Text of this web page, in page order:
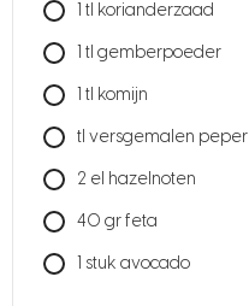
1 tl korianderzaad
1 tl gemberpoeder
1 tl komijn
tl versgemalen peper
2 el hazelnoten
40 grfeta
1 stuk avocado